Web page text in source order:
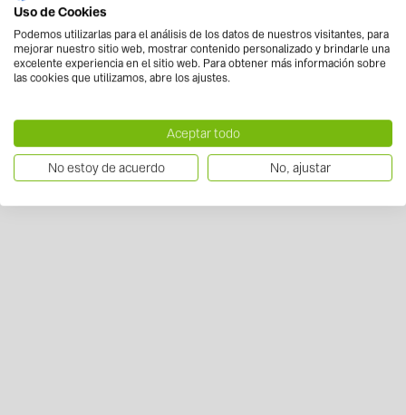
Uso de Cookies
Podemos utilizarlas para el análisis de los datos de nuestros visitantes, para
mejorar nuestro sitio web, mostrar contenido personalizado y brindarle una
excelente experiencia en el sitio web. Para obtener más información sobre
las cookies que utilizamos, abre los ajustes.
Aceptar todo
No estoy de acuerdo No, ajustar